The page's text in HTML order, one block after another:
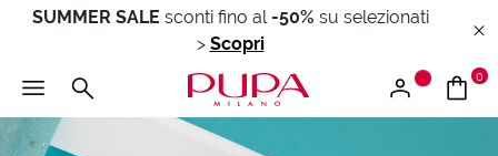
SUMMER SALE sconti fino al -50% su selezionati
> Scopri
0